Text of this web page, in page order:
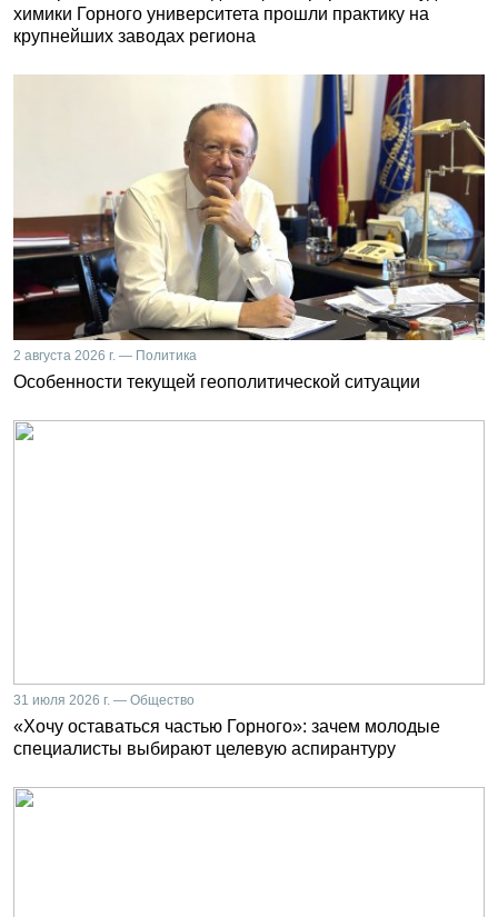
химики Горного университета прошли практику на
крупнейших заводах региона
2 августа 2026 г. — Политика
Особенности текущей геополитической ситуации
31 июля 2026 г. — Общество
«Хочу оставаться частью Горного»: зачем молодые
специалисты выбирают целевую аспирантуру